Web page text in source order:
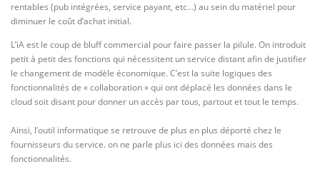
rentables (pub intégrées, service payant, etc…) au sein du matériel pour
diminuer le coût d’achat initial.
L’iA est le coup de bluff commercial pour faire passer la pilule. On introduit
petit à petit des fonctions qui nécessitent un service distant afin de justifier
le changement de modèle économique. C’est la suite logiques des
fonctionnalités de « collaboration » qui ont déplacé les données dans le
cloud soit disant pour donner un accès par tous, partout et tout le temps.
Ainsi, l’outil informatique se retrouve de plus en plus déporté chez le
fournisseurs du service. on ne parle plus ici des données mais des
fonctionnalités.